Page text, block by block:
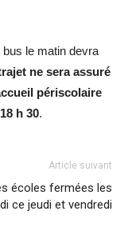
bus le matin devra
ne sera assuré
périscolaire
h 30.
Article suivant
écoles fermées les
ce jeudi et vendredi